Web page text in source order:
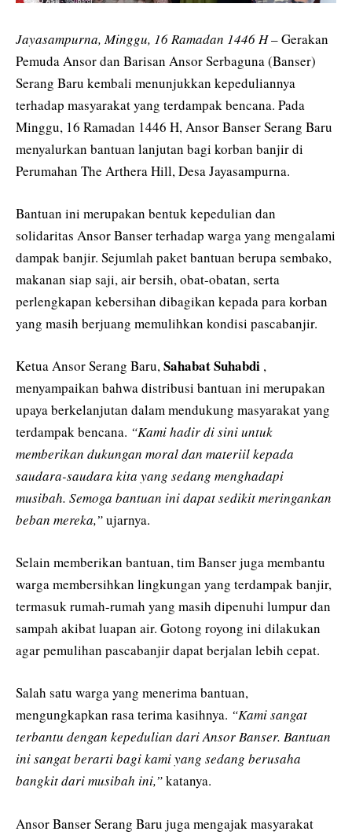
Jayasampurna, Minggu, 16 Ramadan 1446 H– Gerakan
Pemuda Ansor dan Barisan Ansor Serbaguna (Banser)
Serang Baru kembali menunjukkan kepeduliannya
terhadap masyarakat yang terdampak bencana. Pada
Minggu, 16 Ramadan 1446 H, Ansor Banser Serang Baru
menyalurkan bantuan lanjutan bagi korban banjir di
Perumahan The Arthera Hill, Desa Jayasampurna.
Bantuan ini merupakan bentuk kepedulian dan
solidaritas Ansor Banser terhadap warga yang mengalami
dampak banjir. Sejumlah paket bantuan berupa sembako,
makanan siap saji, air bersih, obat-obatan, serta
perlengkapan kebersihan dibagikan kepada para korban
yang masih berjuang memulihkan kondisi pascabanjir.
Ketua Ansor Serang Baru,Sahabat Suhabdi ,
menyampaikan bahwa distribusi bantuan ini merupakan
upaya berkelanjutan dalam mendukung masyarakat yang
terdampak bencana. “Kami hadir di sini untuk
memberikan dukungan moral dan materiil kepada
saudara-saudara kita yang sedang menghadapi
musibah. Semoga bantuan ini dapat sedikit meringankan
beban mereka,”ujarnya.
Selain memberikan bantuan, tim Banser juga membantu
warga membersihkan lingkungan yang terdampak banjir,
termasuk rumah-rumah yang masih dipenuhi lumpur dan
sampah akibat luapan air. Gotong royong ini dilakukan
agar pemulihan pascabanjir dapat berjalan lebih cepat.
Salah satu warga yang menerima bantuan,
mengungkapkan rasa terima kasihnya. “Kami sangat
terbantu dengan kepedulian dari Ansor Banser. Bantuan
ini sangat berarti bagi kami yang sedang berusaha
bangkit dari musibah ini,”katanya.
Ansor Banser Serang Baru juga mengajak masyarakat